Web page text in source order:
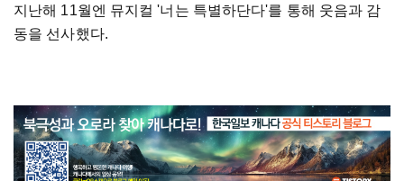
지난해 11월엔 뮤지컬 '너는 특별하단다'를 통해 웃음과 감
동을 선사했다.